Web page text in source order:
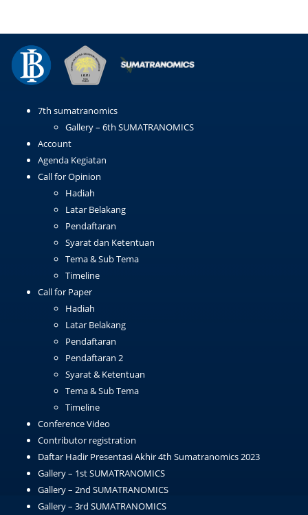
7th sumatranomics
Gallery – 6th SUMATRANOMICS
Account
Agenda Kegiatan
Call for Opinion
Hadiah
Latar Belakang
Pendaftaran
Syarat dan Ketentuan
Tema & Sub Tema
Timeline
Call for Paper
Hadiah
Latar Belakang
Pendaftaran
Pendaftaran 2
Syarat & Ketentuan
Tema & Sub Tema
Timeline
Conference Video
Contributor registration
Daftar Hadir Presentasi Akhir 4th Sumatranomics 2023
Gallery – 1st SUMATRANOMICS
Gallery – 2nd SUMATRANOMICS
Gallery – 3rd SUMATRANOMICS